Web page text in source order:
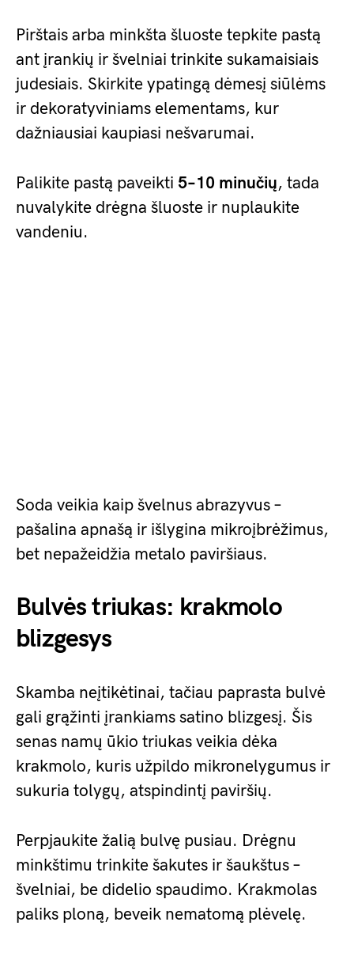
Pirštais arba minkšta šluoste tepkite pastą
ant įrankių ir švelniai trinkite sukamaisiais
judesiais. Skirkite ypatingą dėmesį siūlėms
ir dekoratyviniams elementams, kur
dažniausiai kaupiasi nešvarumai.
Palikite pastą paveikti 5–10 minučių, tada
nuvalykite drėgna šluoste ir nuplaukite
vandeniu.
Soda veikia kaip švelnus abrazyvus –
pašalina apnašą ir išlygina mikroįbrėžimus,
bet nepažeidžia metalo paviršiaus.
Bulvės triukas: krakmolo
blizgesys
Skamba neįtikėtinai, tačiau paprasta bulvė
gali grąžinti įrankiams satino blizgesį. Šis
senas namų ūkio triukas veikia dėka
krakmolo, kuris užpildo mikronelygumus ir
sukuria tolygų, atspindintį paviršių.
Perpjaukite žalią bulvę pusiau. Drėgnu
minkštimu trinkite šakutes ir šaukštus –
švelniai, be didelio spaudimo. Krakmolas
paliks ploną, beveik nematomą plėvelę.